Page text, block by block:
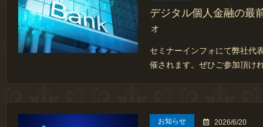
デジタル個人金融の最
ォ
セミナーインフォにて弊社代
催されます。ぜひご参加頂け
お知らせ 2026/6/20